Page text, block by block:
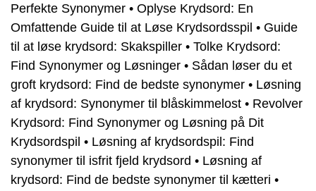
Perfekte Synonymer • Oplyse Krydsord: En
Omfattende Guide til at Løse Krydsordsspil • Guide
til at løse krydsord: Skakspiller • Tolke Krydsord:
Find Synonymer og Løsninger • Sådan løser du et
groft krydsord: Find de bedste synonymer • Løsning
af krydsord: Synonymer til blåskimmelost • Revolver
Krydsord: Find Synonymer og Løsning på Dit
Krydsordspil • Løsning af krydsordspil: Find
synonymer til isfrit fjeld krydsord • Løsning af
krydsord: Find de bedste synonymer til kætteri •